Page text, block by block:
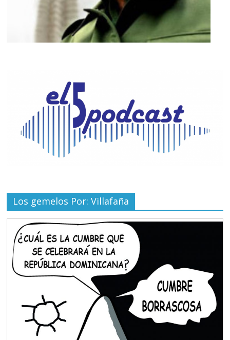
Los gemelos Por: Villafaña